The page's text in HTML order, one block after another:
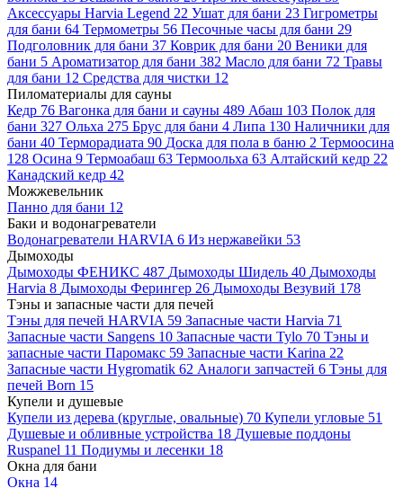
Аксессуары Harvia Legend 22 Ушат для бани 23 Гигрометры
для бани 64 Термометры 56 Песочные часы для бани 29
Подголовник для бани 37 Коврик для бани 20 Веники для
бани 5 Ароматизатор для бани 382 Масло для бани 72 Травы
для бани 12 Средства для чистки 12
Пиломатериалы для сауны
Кедр 76 Вагонка для бани и сауны 489 Абаш 103 Полок для
бани 327 Ольха 275 Брус для бани 4 Липа 130 Наличники для
бани 40 Терморадиата 90 Доска для пола в баню 2 Термоосина
128 Осина 9 Термоабаш 63 Термоольха 63 Алтайский кедр 22
Канадский кедр 42
Можжевельник
Панно для бани 12
Баки и водонагреватели
Водонагреватели HARVIA 6 Из нержавейки 53
Дымоходы
Дымоходы ФЕНИКС 487 Дымоходы Шидель 40 Дымоходы
Harvia 8 Дымоходы Ферингер 26 Дымоходы Везувий 178
Тэны и запасные части для печей
Тэны для печей HARVIA 59 Запасные части Harvia 71
Запасные части Sangens 10 Запасные части Tylo 70 Тэны и
запасные части Паромакс 59 Запасные части Karina 22
Запасные части Hygromatik 62 Аналоги запчастей 6 Тэны для
печей Born 15
Купели и душевые
Купели из дерева (круглые, овальные) 70 Купели угловые 51
Душевые и обливные устройства 18 Душевые поддоны
Ruspanel 11 Подиумы и лесенки 18
Окна для бани
Окна 14